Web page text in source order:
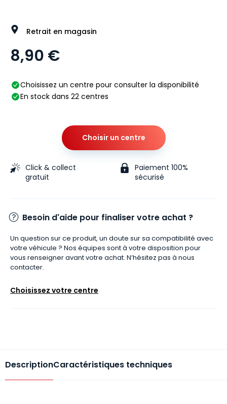
Retrait en magasin
8,90 €
Choisissez un centre pour consulter la disponibilité
En stock dans 22 centres
Choisir un centre
Click & collect
gratuit
Paiement 100%
sécurisé
Besoin d'aide pour finaliser votre achat ?
Un question sur ce produit, un doute sur sa compatibilité avec
votre véhicule ? Nos équipes sont à votre disposition pour
vous renseigner avant votre achat. N’hésitez pas à nous
contacter.
Choisissez votre centre
DescriptionCaractéristiques techniques